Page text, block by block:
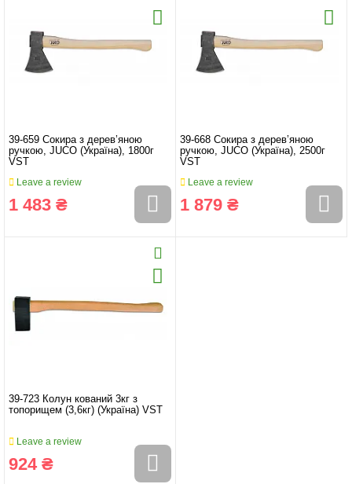
39-659 Сокира з дерев’яною
ручкою, JUCO (Україна), 1800г
VST
Leave a review
1 483 ₴
39-668 Сокира з дерев’яною
ручкою, JUCO (Україна), 2500г
VST
Leave a review
1 879 ₴
39-723 Колун кований 3кг з
топорищем (3,6кг) (Україна) VST
Leave a review
924 ₴